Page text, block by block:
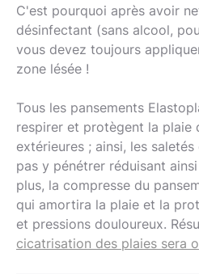
C'est pourquoi après avoir
désinfectant (sans alcool,
vous devez toujours
zone lésée !
Tous les pansements
respirer et protègent la plaie
extérieures ; ainsi, les
pas y pénétrer réduisant
plus, la compresse du
qui amortira la plaie et la
et pressions douloureux.
cicatrisation des plaies sera